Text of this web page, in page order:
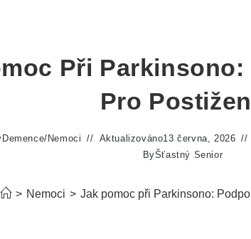
Při
Pro
Demence/ Nemoci Aktualizováno13 června, 2026
ByŠťastný Senior
> Nemoci > Jak pomoc při Parkinsono: